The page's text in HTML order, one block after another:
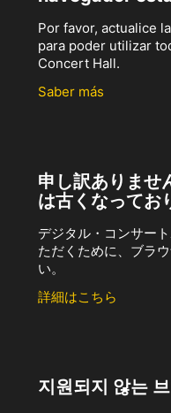
Por favor, actualice
para poder utilizar
Concert Hall.
Saber más
申し訳ありませ
は古くなってお
デジタル・コンサー
ただくために、ブラ
い。
詳細はこちら
지원되지 않는